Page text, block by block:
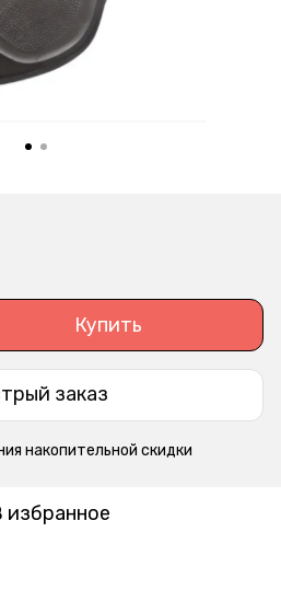
Купить
заказ
накопительной скидки
избранное